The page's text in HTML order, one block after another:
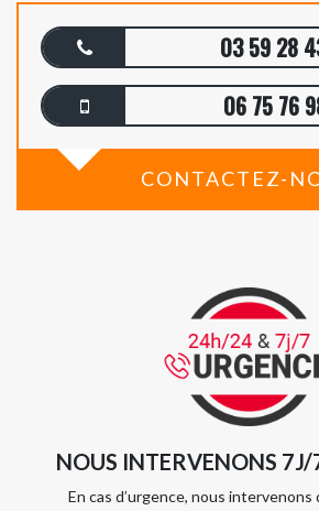
03 59 28
06 75 76
CONTACTEZ-
NOUS INTERVENONS
En cas d’urgence, nous intervenons